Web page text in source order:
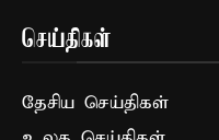
செய்திகள்
தேசிய செய்திகள்